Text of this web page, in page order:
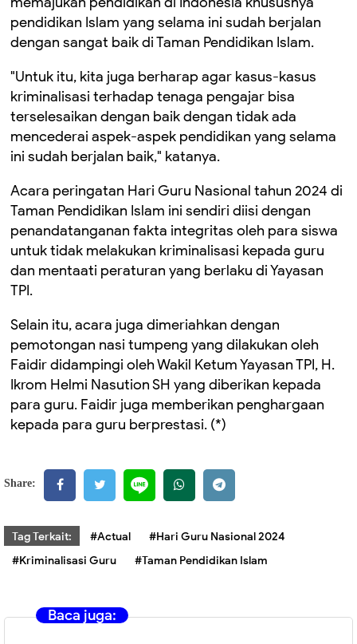
pendidikan Islam yang selama ini sudah berjalan
dengan sangat baik di Taman Pendidikan Islam.
"Untuk itu, kita juga berharap agar kasus-kasus
kriminalisasi terhadap tenaga pengajar bisa
terselesaikan dengan baik dengan tidak ada
mencederai aspek-aspek pendidikan yang selama
ini sudah berjalan baik," katanya.
Acara peringatan Hari Guru Nasional tahun 2024 di
Taman Pendidikan Islam ini sendiri diisi dengan
penandatanganan fakta integritas oleh para siswa
untuk tidak melakukan kriminalisasi kepada guru
dan mentaati peraturan yang berlaku di Yayasan
TPI.
Selain itu, acara juga dimeriahkan dengan
pemotongan nasi tumpeng yang dilakukan oleh
Faidir didampingi oleh Wakil Ketum Yayasan TPI, H.
Ikrom Helmi Nasution SH yang diberikan kepada
para guru. Faidir juga memberikan penghargaan
kepada para guru berprestasi. (*)
Share:
Tag Terkait: #Actual
#Hari Guru Nasional 2024
#Kriminalisasi Guru
#Taman Pendidikan Islam
Baca juga: